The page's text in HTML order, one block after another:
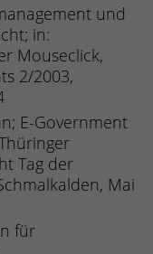
und
in:
Mouseclick,
2/2003,
E-Government
Tag der
Mai
für